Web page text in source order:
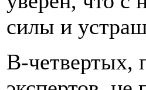
силы и
В-четвертых,